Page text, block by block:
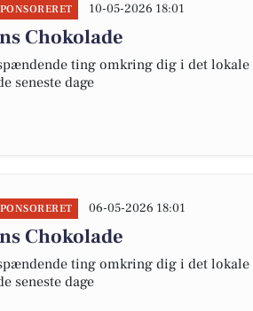
10-05-2026 18:01
Chokolade
ting omkring dig i det
seneste dage
06-05-2026 18:01
Chokolade
ting omkring dig i det
seneste dage